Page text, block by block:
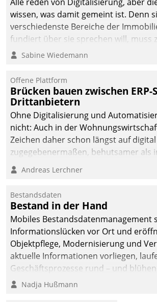
sich dabei für den Betrieb
der Lösung über die SAP
Cloud Platform
entschieden - als erstes
Unternehmen am
wissen, was damit gemeint ist. Denn
verschiedenste Bereiche der
fundiert über sie sprechen will, muss
klären. Ein Aspekt ist die betriebliche
Einsparungen durch optimierte und
Prozesse. Doch man darf nicht zu viel
mit der Einführung einer neuen
getan. Die Digitalisierung erfordert
die Bereitschaft, sich zu überprüfen,
und zu verändern.
Sabine Wiedemann
Offene Plattform
Brücken bauen zwischen ERP-
Drittanbietern
Ohne Digitalisierung und
nicht: Auch in der
Zeichen daher schon längst auf
zugegebenermaßen, behutsamer als
Branchen.
Andreas Lerchner
Bestandsdaten
Bestand in der Hand
Mobiles Bestandsdatenmanagement
Informationslücken vor Ort und
Objektpflege, Modernisierung und
aktuelle Informationen vorliegen,
Geschäftsprozesse rund – und
Nadja Hußmann